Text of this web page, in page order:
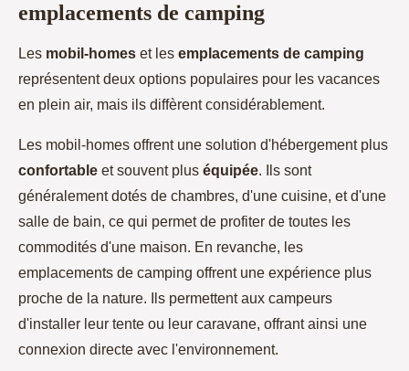
emplacements de camping
Les mobil-homes et les emplacements de camping
représentent deux options populaires pour les vacances
en plein air, mais ils diffèrent considérablement.
Les mobil-homes offrent une solution d'hébergement plus
confortable et souvent plus équipée. Ils sont
généralement dotés de chambres, d'une cuisine, et d'une
salle de bain, ce qui permet de profiter de toutes les
commodités d'une maison. En revanche, les
emplacements de camping offrent une expérience plus
proche de la nature. Ils permettent aux campeurs
d'installer leur tente ou leur caravane, offrant ainsi une
connexion directe avec l'environnement.